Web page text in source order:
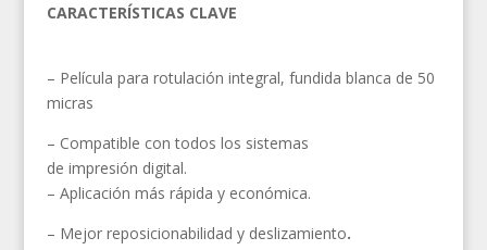
CARACTERÍSTICAS CLAVE
– Película para rotulación integral, fundida blanca de 50
micras
– Compatible con todos los sistemas
de impresión digital.
– Aplicación más rápida y económica.
– Mejor reposicionabilidad y deslizamiento.